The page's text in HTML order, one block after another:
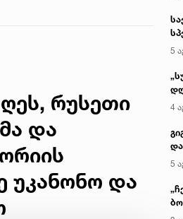
რუსეთი
და
უკანონო და
5
4
5